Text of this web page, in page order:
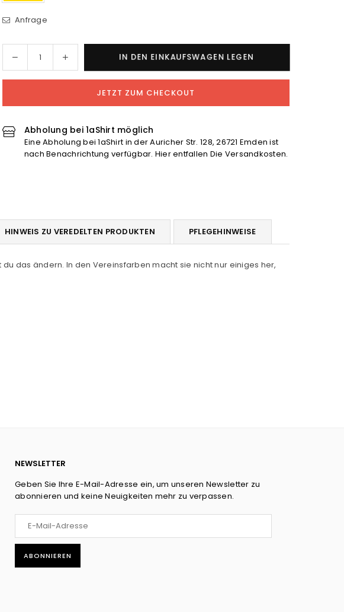
Anfrage
Menge
für
TuS
Beanie
Menge
für
TuS
Beanie
IN DEN EINKAUFSWAGEN LEGEN
JETZT ZUM CHECKOUT
Abholung bei 1aShirt möglich
Eine Abholung bei 1aShirt in der Auricher Str. 128, 26721 Emden ist
nach Benachrichtung verfügbar. Hier entfallen Die Versandkosten.
HINWEIS ZU VEREDELTEN PRODUKTEN PFLEGEHINWEISE
das ändern. In den Vereinsfarben macht sie nicht nur einiges her,
NEWSLETTER
Geben Sie Ihre E-Mail-Adresse ein, um unseren Newsletter zu
abonnieren und keine Neuigkeiten mehr zu verpassen.
ABONNIEREN